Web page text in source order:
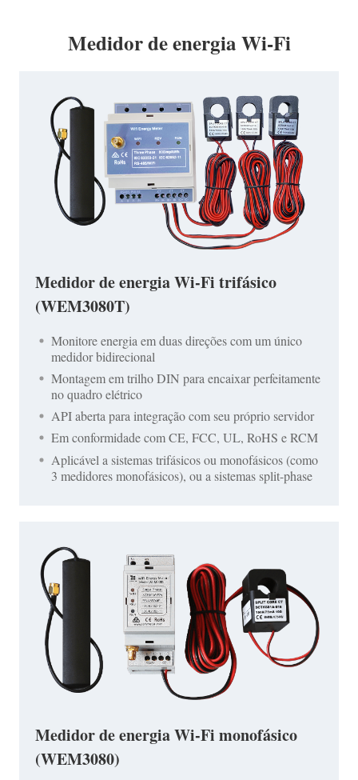
Medidor de energia Wi-Fi
Medidor de energia Wi-Fi trifásico
(WEM3080T)
Monitore energia em duas direções com um único
medidor bidirecional
Montagem em trilho DIN para encaixar perfeitamente
no quadro elétrico
API aberta para integração com seu próprio servidor
Em conformidade com CE, FCC, UL, RoHS e RCM
Aplicável a sistemas trifásicos ou monofásicos (como
3 medidores monofásicos), ou a sistemas split-phase
Medidor de energia Wi-Fi monofásico
(WEM3080)